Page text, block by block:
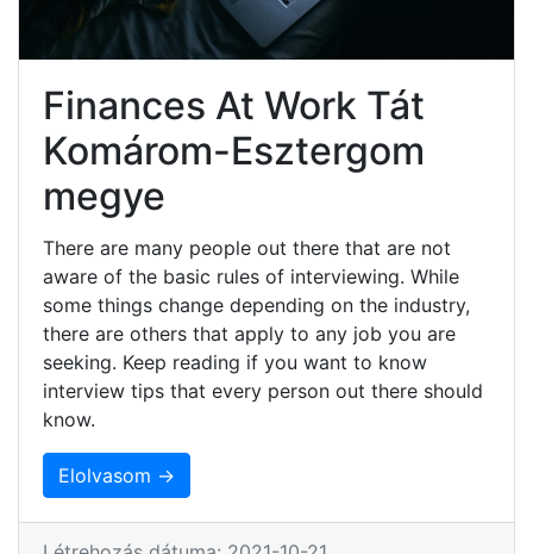
Finances At Work Tát
Komárom-Esztergom
megye
There are many people out there that are not
aware of the basic rules of interviewing. While
some things change depending on the industry,
there are others that apply to any job you are
seeking. Keep reading if you want to know
interview tips that every person out there should
know.
Elolvasom →